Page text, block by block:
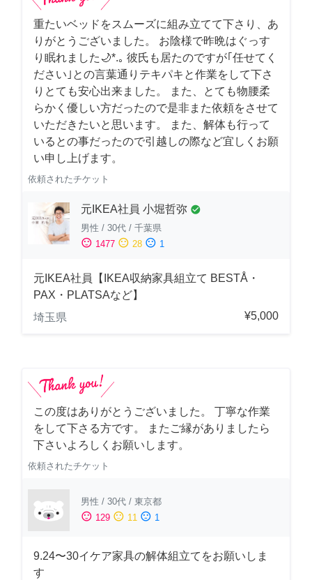
重たいベッドをスムーズに組み立てて下さり、あ
りがとうございました。 お陰様で昨晩はぐっす
り眠れました🌙*.｡ 彼氏も居たのですが｢任せてく
ださい｣との言葉通りテキパキと作業をして下さ
りとても安心出来ました。 また、とても物腰柔
らかく優しい方だったので是非また依頼をさせて
いただきたいと思います。 また、解体も行って
いるとの事だったので引越しの際など宜しくお願
い申し上げます。
依頼されたチケット
元IKEA社員 小堀哲弥 check_circle
男性 / 30代 / 千葉県
sentiment_satisfied 1477 sentiment_neutral 28 sentiment_dissatisfied 1
元IKEA社員【IKEA収納家具組立て BESTÅ・
PAX・PLATSAなど】
埼玉県
¥5,000
この度はありがとうございました。 丁寧な作業
をして下さる方です。 またご縁がありましたら
下さいよろしくお願いします。
依頼されたチケット
男性 / 30代 / 東京都
sentiment_satisfied 129 sentiment_neutral 11 sentiment_dissatisfied 1
9.24〜30イケア家具の解体組立てをお願いしま
す